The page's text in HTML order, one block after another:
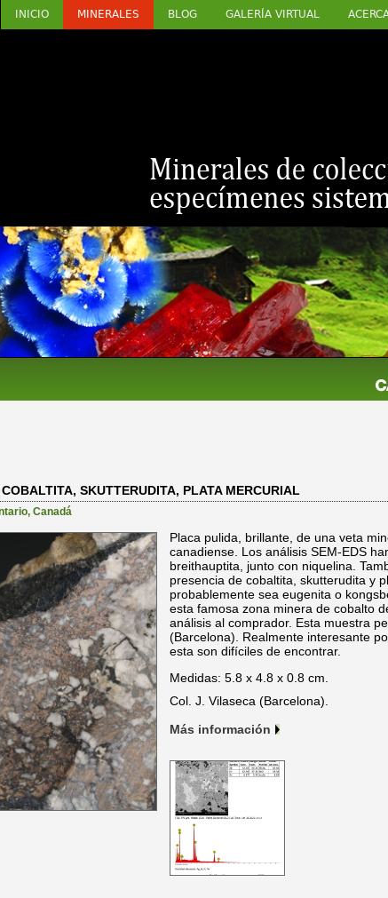
INICIO MINERALES BLOG GALERÍA VIRTUAL
SKUTTERUDITA, PLATA MERCURIAL
, Canadá
Placa pulida, brillante, de una veta
canadiense. Los análisis SEM-EDS
breithauptita, junto con niquelina.
presencia de cobaltita, skutterudita y
probablemente sea eugenita o
esta famosa zona minera de cobalto
análisis al comprador. Esta muestra
(Barcelona). Realmente interesante
esta son difíciles de encontrar.
Medidas: 5.8 x 4.8 x 0.8 cm.
Col. J. Vilaseca (Barcelona).
Más información